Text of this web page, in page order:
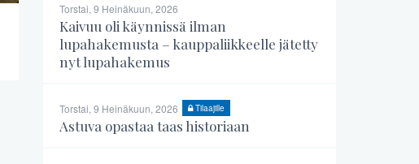
Torstai, 9 Heinäkuun, 2026
Kaivuu oli käynnissä ilman
lupahakemusta – kauppaliikkeelle jätetty
nyt lupahakemus
Torstai, 9 Heinäkuun, 2026 Tilaajille
Astuva opastaa taas historiaan